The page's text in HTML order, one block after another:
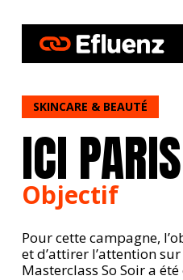
SKINCARE & BEAUTÉ
ICI
Objectif
Pour cette campagne,
et d’attirer l’attention
Masterclass So Soir a été